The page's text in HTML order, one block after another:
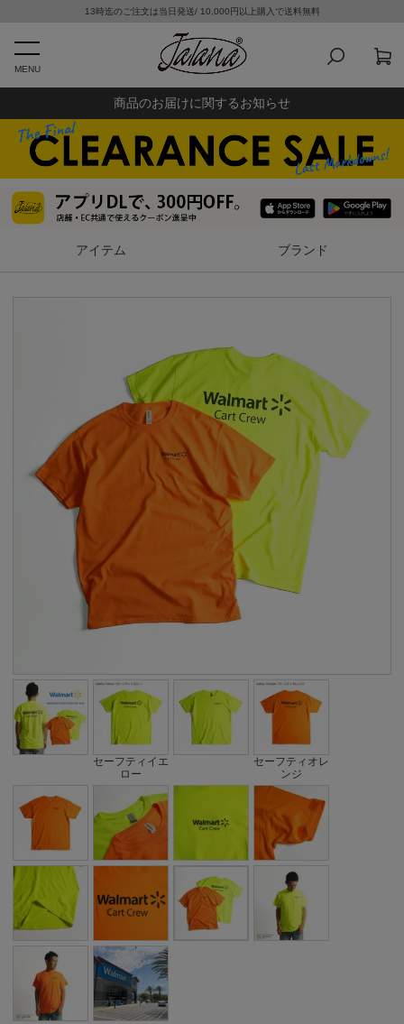
13時迄のご注文は当日発送/ 10,000円以上購入で送料無料
MENU
商品のお届けに関するお知らせ
アイテム ブランド
セーフティイエ
ロー
セーフティオレ
ンジ